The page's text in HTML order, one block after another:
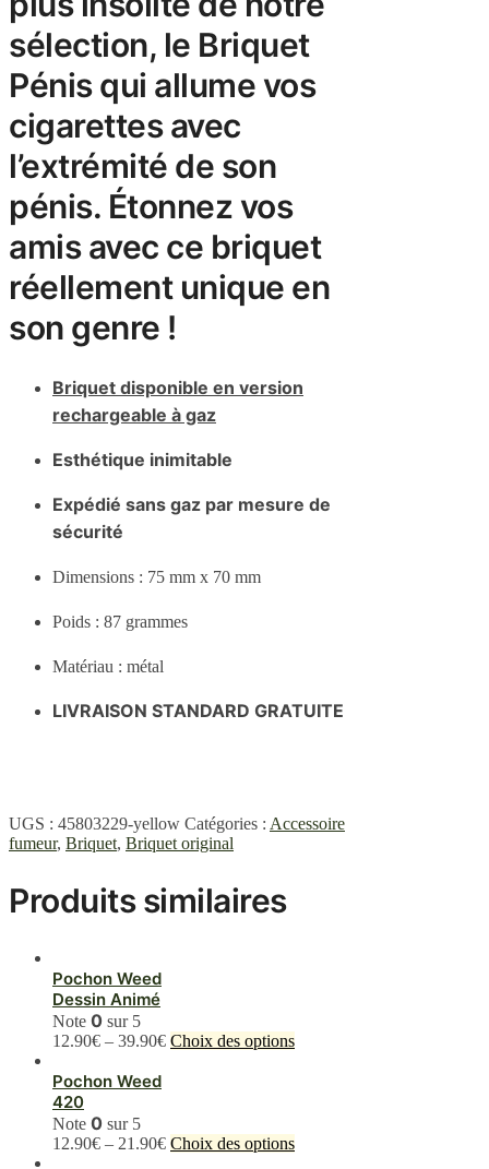
sélection, le Briquet
Pénis qui allume vos
cigarettes avec
l’extrémité de son
pénis. Étonnez vos
amis avec ce briquet
réellement unique en
son genre !
Briquet disponible en version
rechargeable à gaz
Esthétique inimitable
Expédié sans gaz par mesure de
sécurité
Dimensions : 75 mm x 70 mm
Poids : 87 grammes
Matériau : métal
LIVRAISON STANDARD GRATUITE
UGS : 45803229-yellow Catégories : Accessoire
fumeur, Briquet, Briquet original
Produits similaires
Pochon Weed
Dessin Animé
Note 0 sur 5
12.90€ – 39.90€ Choix des optionsCe
Les
options
Pochon Weed
420
Note 0 sur 5
12.90€ – 21.90€ Choix des optionsCe